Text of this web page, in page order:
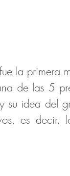
fue la primera
de las 5
su idea del
es decir,